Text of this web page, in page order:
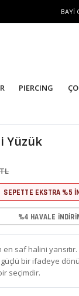
BAYİ
PIERCING
Yüzük
SEPETTE EKSTRA %5
%4 HAVALE
saf halini
güçlü bir ifadeye
seçimdir.